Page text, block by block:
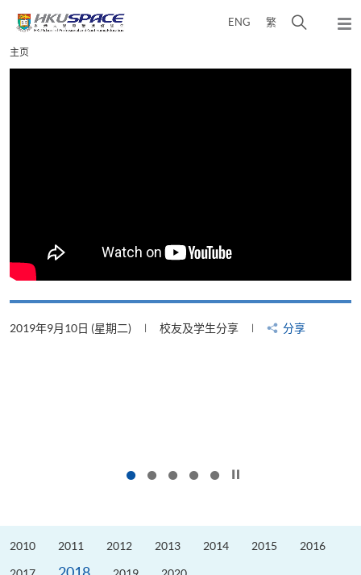
content
ENG 繁
弹
Main
content
主页
2019年9月10日 (星期二) 校友及学生分享 分享
2010 2011 2012 2013 2014 2015 2016